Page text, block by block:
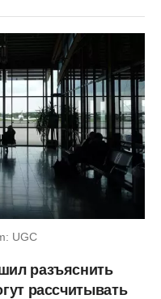
UGC
разъяснить
рассчитывать